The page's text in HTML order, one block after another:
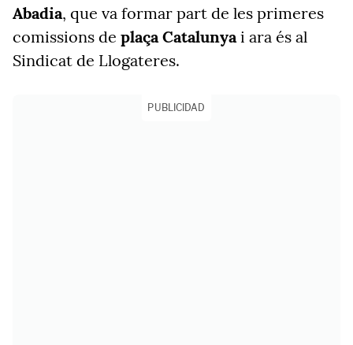
Abadia, que va formar part de les primeres
comissions de plaça Catalunyai ara és al
Sindicat de Llogateres.
PUBLICIDAD